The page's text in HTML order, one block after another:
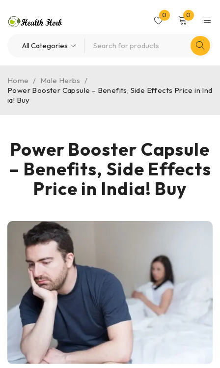
0 0
Home / Male Herbs /
Power Booster Capsule – Benefits, Side Effects Price in Ind
ia! Buy
Power Booster Capsule
– Benefits, Side Effects
Price in India! Buy